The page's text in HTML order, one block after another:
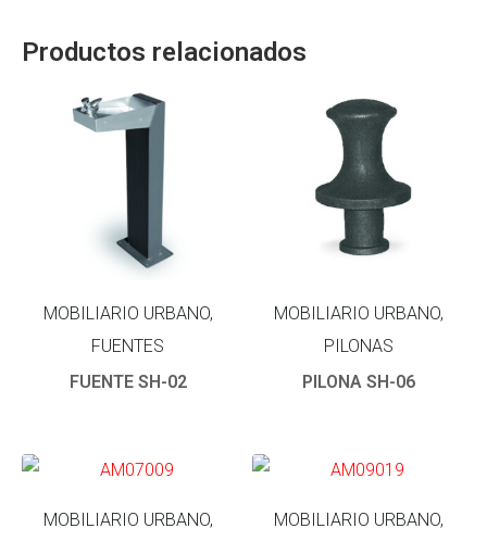
Productos relacionados
MOBILIARIO URBANO,
FUENTES
FUENTE SH-02
MOBILIARIO URBANO,
PILONAS
PILONA SH-06
MOBILIARIO URBANO,
MOBILIARIO URBANO,